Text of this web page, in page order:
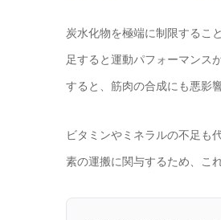
炭水化物を極端に制限するこ
足すると運動パフォーマンス
すると、筋肉の合成にも悪影
ビタミンやミネラルの不足も
素の運搬に関与するため、こ